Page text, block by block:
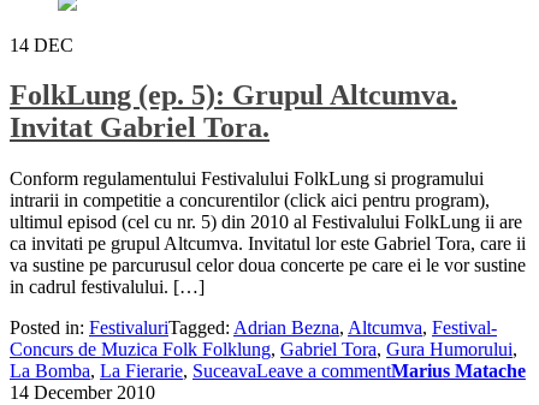
14 DEC
FolkLung (ep. 5): Grupul Altcumva.
Invitat Gabriel Tora.
Conform regulamentului Festivalului FolkLung si programului
intrarii in competitie a concurentilor (click aici pentru program),
ultimul episod (cel cu nr. 5) din 2010 al Festivalului FolkLung ii are
ca invitati pe grupul Altcumva. Invitatul lor este Gabriel Tora, care ii
va sustine pe parcurusul celor doua concerte pe care ei le vor sustine
in cadrul festivalului. […]
Posted in: FestivaluriTagged: Adrian Bezna, Altcumva, Festival-
Concurs de Muzica Folk Folklung, Gabriel Tora, Gura Humorului,
La Bomba, La Fierarie, SuceavaLeave a commentMarius Matache
14 December 2010